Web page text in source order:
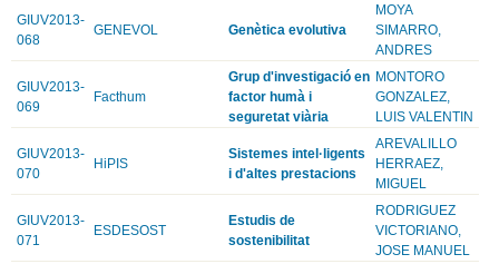
GIUV2013-
068
GENEVOL Genètica evolutiva
MOYA
SIMARRO,
ANDRES
GIUV2013-
069
Facthum
Grup d'investigació en
factor humà i
seguretat viària
MONTORO
GONZALEZ,
LUIS VALENTIN
GIUV2013-
070
HiPIS
Sistemes intel·ligents
i d'altes prestacions
AREVALILLO
HERRAEZ,
MIGUEL
GIUV2013-
071
ESDESOST
Estudis de
sostenibilitat
RODRIGUEZ
VICTORIANO,
JOSE MANUEL